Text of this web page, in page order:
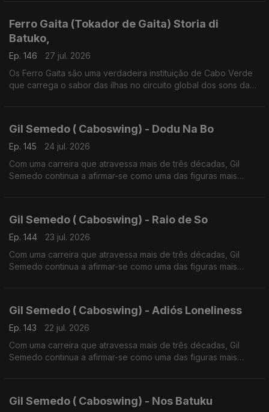
Ferro Gaita (Tokador de Gaita) Storia di
Batuko,
Ep. 146
27 jul. 2026
Os Ferro Gaita são uma verdadeira instituição de Cabo Verde
que carrega o sabor das ilhas no circuito global dos sons da
Gil Semedo ( Caboswing) - Dodu Na Bo
Ep. 145
24 jul. 2026
Com uma carreira que atravessa mais de três décadas, Gil
Semedo continua a afirmar-se como uma das figuras mais
Gil Semedo ( Caboswing) - Raio de So
Ep. 144
23 jul. 2026
Com uma carreira que atravessa mais de três décadas, Gil
Semedo continua a afirmar-se como uma das figuras mais
Gil Semedo ( Caboswing) - Adiós Loneliness
Ep. 143
22 jul. 2026
Com uma carreira que atravessa mais de três décadas, Gil
Semedo continua a afirmar-se como uma das figuras mais
Gil Semedo ( Caboswing) - Nos Batuku